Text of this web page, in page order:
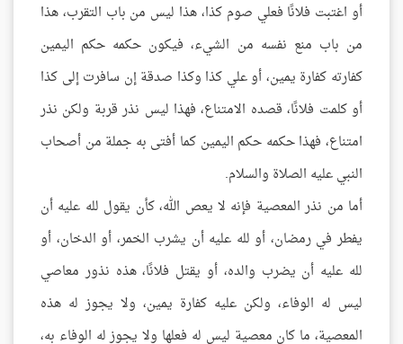
أو اغتبت فلانًا فعلي صوم كذا، هذا ليس من باب التقرب، هذا
من باب منع نفسه من الشيء، فيكون حكمه حكم اليمين
كفارته كفارة يمين، أو علي كذا وكذا صدقة إن سافرت إلى كذا
أو كلمت فلانًا، قصده الامتناع، فهذا ليس نذر قربة ولكن نذر
امتناع، فهذا حكمه حكم اليمين كما أفتى به جملة من أصحاب
النبي عليه الصلاة والسلام.
أما من نذر المعصية فإنه لا يعص الله، كأن يقول لله عليه أن
يفطر في رمضان، أو لله عليه أن يشرب الخمر، أو الدخان، أو
لله عليه أن يضرب والده، أو يقتل فلانًا، هذه نذور معاصي
ليس له الوفاء، ولكن عليه كفارة يمين، ولا يجوز له هذه
المعصية، ما كان معصية ليس له فعلها ولا يجوز له الوفاء به،